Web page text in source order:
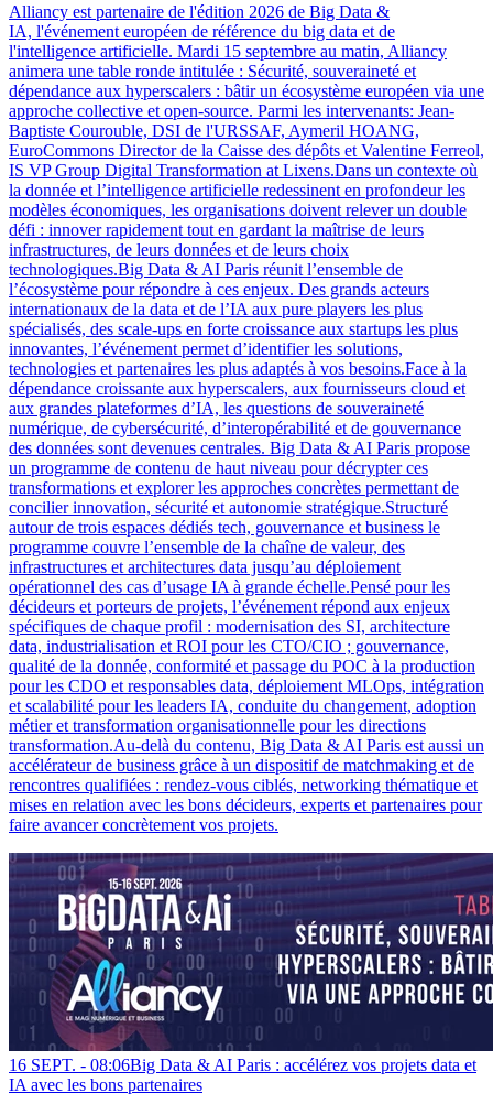
Alliancy est partenaire de l'édition 2026 de Big Data &
IA, l'événement européen de référence du big data et de
l'intelligence artificielle. Mardi 15 septembre au matin, Alliancy
animera une table ronde intitulée : Sécurité, souveraineté et
dépendance aux hyperscalers : bâtir un écosystème européen via une
approche collective et open-source. Parmi les intervenants: Jean-
Baptiste Courouble, DSI de l'URSSAF, Aymeril HOANG,
EuroCommons Director de la Caisse des dépôts et Valentine Ferreol,
IS VP Group Digital Transformation at Lixens.Dans un contexte où
la donnée et l’intelligence artificielle redessinent en profondeur les
modèles économiques, les organisations doivent relever un double
défi : innover rapidement tout en gardant la maîtrise de leurs
infrastructures, de leurs données et de leurs choix
technologiques.Big Data & AI Paris réunit l’ensemble de
l’écosystème pour répondre à ces enjeux. Des grands acteurs
internationaux de la data et de l’IA aux pure players les plus
spécialisés, des scale-ups en forte croissance aux startups les plus
innovantes, l’événement permet d’identifier les solutions,
technologies et partenaires les plus adaptés à vos besoins.Face à la
dépendance croissante aux hyperscalers, aux fournisseurs cloud et
aux grandes plateformes d’IA, les questions de souveraineté
numérique, de cybersécurité, d’interopérabilité et de gouvernance
des données sont devenues centrales. Big Data & AI Paris propose
un programme de contenu de haut niveau pour décrypter ces
transformations et explorer les approches concrètes permettant de
concilier innovation, sécurité et autonomie stratégique.Structuré
autour de trois espaces dédiés tech, gouvernance et business le
programme couvre l’ensemble de la chaîne de valeur, des
infrastructures et architectures data jusqu’au déploiement
opérationnel des cas d’usage IA à grande échelle.Pensé pour les
décideurs et porteurs de projets, l’événement répond aux enjeux
spécifiques de chaque profil : modernisation des SI, architecture
data, industrialisation et ROI pour les CTO/CIO ; gouvernance,
qualité de la donnée, conformité et passage du POC à la production
pour les CDO et responsables data, déploiement MLOps, intégration
et scalabilité pour les leaders IA, conduite du changement, adoption
métier et transformation organisationnelle pour les directions
transformation.Au-delà du contenu, Big Data & AI Paris est aussi un
accélérateur de business grâce à un dispositif de matchmaking et de
rencontres qualifiées : rendez-vous ciblés, networking thématique et
mises en relation avec les bons décideurs, experts et partenaires pour
faire avancer concrètement vos projets.
16 SEPT. - 08:06Big Data & AI Paris : accélérez vos projets data et
IA avec les bons partenaires